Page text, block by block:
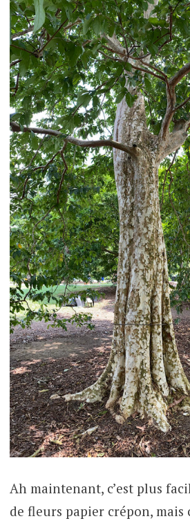
Ah maintenant, c’est plus
de fleurs papier crépon, mais